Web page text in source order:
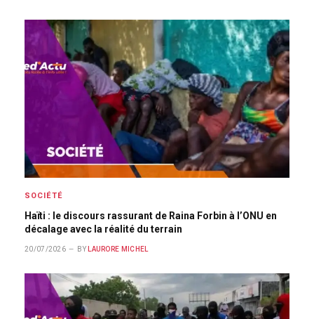
SOCIÉTÉ
Haïti : le discours rassurant de Raina Forbin à l’ONU en
décalage avec la réalité du terrain
20/07/2026 BY LAURORE MICHEL